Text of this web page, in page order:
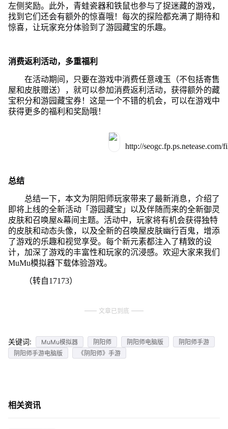
左侧奖励。此外，青蛙瓷器和铁鼠也参与了捉迷藏的游戏，
找到它们还会有额外的惊喜哦！每次的探险都充满了期待和
惊喜，让玩家充分体验到了游园藏宝的乐趣。
消费返利活动，多重福利
在活动期间，只要在游戏中消费任意魂玉（不包括寄售
屋和皮肤赠送），就可以参加消费返利活动，获得额外的藏
宝积分和游园藏宝券！这是一个不错的机会，可以在游戏中
获得更多的福利和奖励哦！
总结
总结一下，本文为阴阳师玩家带来了最新消息，介绍了
即将上线的全新活动「游园藏宝」以及伴随而来的全新御灵
皮肤和召唤屋&幕间主题。活动中，玩家将有机会获得独特
的皮肤和动态头像，以及全新的召唤屋皮肤幽行百鬼，增添
了游戏的乐趣和视觉享受。每个新元素都注入了精致的设
计，加深了游戏的丰富性和玩家的沉浸感。欢迎大家来我们
MuMu模拟器下载体验游戏。
（转自17173）
文章已到底
关键词: MuMu模拟器 阴阳师 阴阳师电脑版
阴阳师手游
阴阳师手游电脑版
《阴阳师》手游
相关资讯